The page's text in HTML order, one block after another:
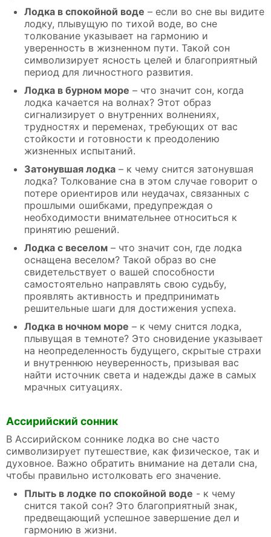
Лодка в спокойной воде – если во сне вы видите
лодку, плывущую по тихой воде, во сне
толкование указывает на гармонию и
уверенность в жизненном пути. Такой сон
символизирует ясность целей и благоприятный
период для личностного развития.
Лодка в бурном море – что значит сон, когда
лодка качается на волнах? Этот образ
сигнализирует о внутренних волнениях,
трудностях и переменах, требующих от вас
стойкости и готовности к преодолению
жизненных испытаний.
Затонувшая лодка – к чему снится затонувшая
лодка? Толкование сна в этом случае говорит о
потере ориентиров или неудачах, связанных с
прошлыми ошибками, предупреждая о
необходимости внимательнее относиться к
принятию решений.
Лодка с веселом – что значит сон, где лодка
оснащена веселом? Такой образ во сне
свидетельствует о вашей способности
самостоятельно направлять свою судьбу,
проявлять активность и предпринимать
решительные шаги для достижения успеха.
Лодка в ночном море – к чему снится лодка,
плывущая в темноте? Это сновидение указывает
на неопределенность будущего, скрытые страхи
и внутреннюю неуверенность, призывая вас
найти источник света и надежды даже в самых
мрачных ситуациях.
Ассирийский сонник
В Ассирийском соннике лодка во сне часто
символизирует путешествие, как физическое, так и
духовное. Важно обратить внимание на детали сна,
чтобы правильно истолковать его значение.
Плыть в лодке по спокойной воде - к чему
снится такой сон? Это благоприятный знак,
предвещающий успешное завершение дел и
гармонию в жизни.